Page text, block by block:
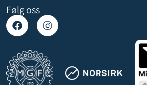
Følg oss